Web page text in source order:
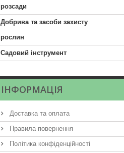
розсади
Добрива та засоби захисту
рослин
Садовий інструмент
ІНФОРМАЦІЯ
Доставка та оплата
Правила повернення
Політика конфіденційності